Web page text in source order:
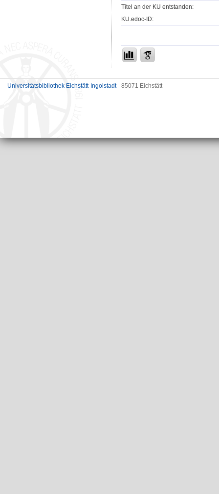
Titel an der KU entstanden:
KU.edoc-ID:
Universitätsbibliothek Eichstätt-Ingolstadt- 85071 Eichstätt